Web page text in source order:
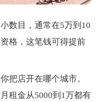
目，通常在5万到10
格，这笔钱可得提前
店开在哪个城市。
租金从5000到1万都有